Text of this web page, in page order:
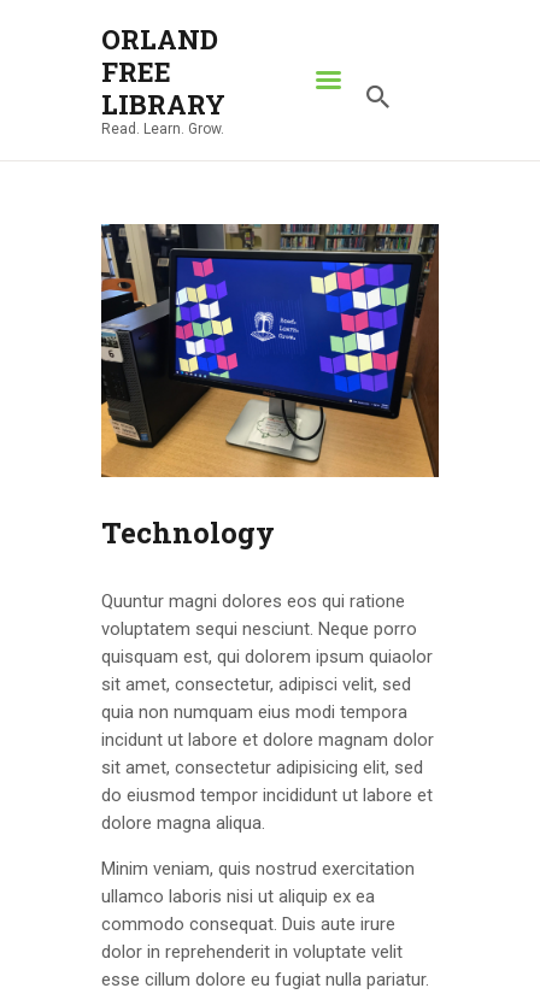
ORLAND
FREE
LIBRARY
Read. Learn. Grow.
ORLAND FREE LIBRARY
Read. Learn. Grow.
SEARCH CATALOG
RESOURCES
ABOUT
NEWS
LOCATIONS
CONTACT US
Technology
Quuntur magni dolores eos qui ratione
voluptatem sequi nesciunt. Neque porro
quisquam est, qui dolorem ipsum quiaolor
sit amet, consectetur, adipisci velit, sed
quia non numquam eius modi tempora
incidunt ut labore et dolore magnam dolor
sit amet, consectetur adipisicing elit, sed
do eiusmod tempor incididunt ut labore et
dolore magna aliqua.
Minim veniam, quis nostrud exercitation
ullamco laboris nisi ut aliquip ex ea
commodo consequat. Duis aute irure
dolor in reprehenderit in voluptate velit
esse cillum dolore eu fugiat nulla pariatur.